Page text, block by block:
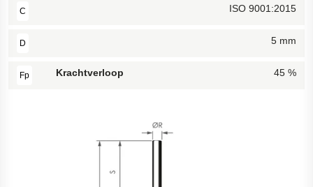
C ISO 9001:2015
D 5 mm
Fp Krachtverloop 45 %